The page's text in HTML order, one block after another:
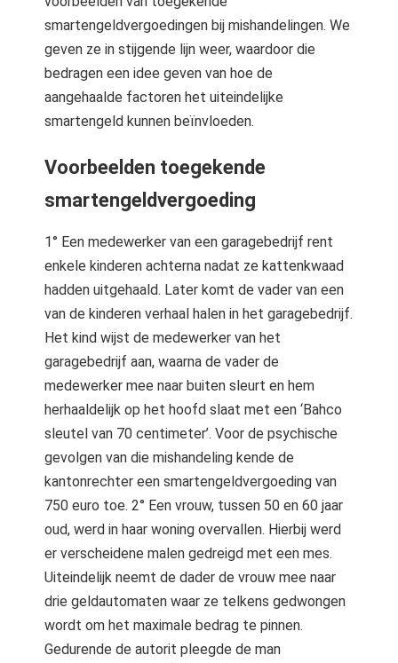
smartengeldvergoedingen bij mishandelingen. We
geven ze in stijgende lijn weer, waardoor die
bedragen een idee geven van hoe de
aangehaalde factoren het uiteindelijke
smartengeld kunnen beïnvloeden.
Voorbeelden toegekende
smartengeldvergoeding
1° Een medewerker van een garagebedrijf rent
enkele kinderen achterna nadat ze kattenkwaad
hadden uitgehaald. Later komt de vader van een
van de kinderen verhaal halen in het garagebedrijf.
Het kind wijst de medewerker van het
garagebedrijf aan, waarna de vader de
medewerker mee naar buiten sleurt en hem
herhaaldelijk op het hoofd slaat met een ‘Bahco
sleutel van 70 centimeter’. Voor de psychische
gevolgen van die mishandeling kende de
kantonrechter een smartengeldvergoeding van
750 euro toe. 2° Een vrouw, tussen 50 en 60 jaar
oud, werd in haar woning overvallen. Hierbij werd
er verscheidene malen gedreigd met een mes.
Uiteindelijk neemt de dader de vrouw mee naar
drie geldautomaten waar ze telkens gedwongen
wordt om het maximale bedrag te pinnen.
Gedurende de autorit pleegde de man